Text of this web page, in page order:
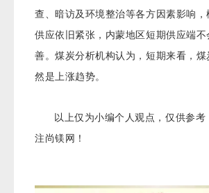
查、暗访及环境整治等各方因素影响
供应依旧紧张，内蒙地区短期供应端不
善。煤炭分析机构认为，短期来看，煤
然是上涨趋势。
以上仅为小编个人观点，仅供参考
注尚镁网！